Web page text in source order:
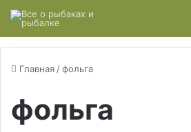
Главная /фольга
фольга